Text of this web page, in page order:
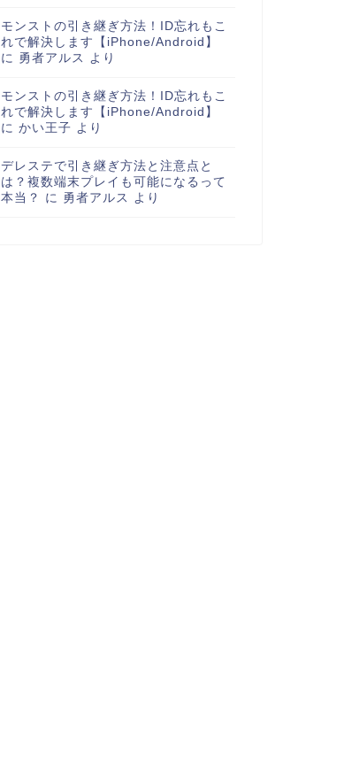
モンストの引き継ぎ方法！ID忘れもこ
れで解決します【iPhone/Android】
に 勇者アルス より
モンストの引き継ぎ方法！ID忘れもこ
れで解決します【iPhone/Android】
に かい王子 より
デレステで引き継ぎ方法と注意点と
は？複数端末プレイも可能になるって
本当？
に 勇者アルス より